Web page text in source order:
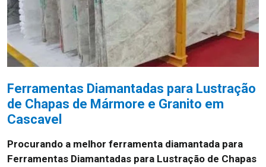
Ferramentas Diamantadas para Lustração
de Chapas de Mármore e Granito em
Cascavel
Procurando a melhor ferramenta diamantada para
Ferramentas Diamantadas para Lustração de Chapas